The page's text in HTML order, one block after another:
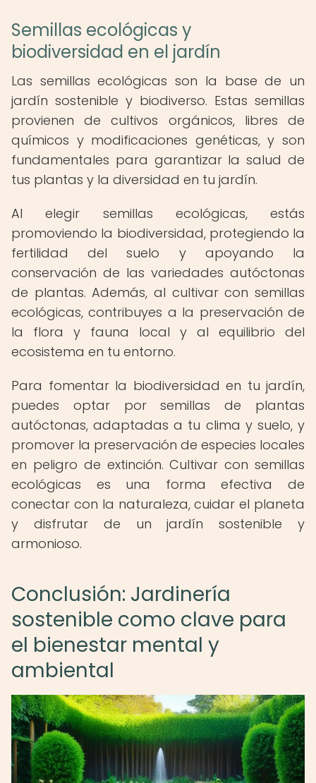
Semillas ecológicas y
biodiversidad en el jardín
Las semillas ecológicas son la base de un
jardín sostenible y biodiverso. Estas semillas
provienen de cultivos orgánicos, libres de
químicos y modificaciones genéticas, y son
fundamentales para garantizar la salud de
tus plantas y la diversidad en tu jardín.
Al elegir semillas ecológicas, estás
promoviendo la biodiversidad, protegiendo la
fertilidad del suelo y apoyando la
conservación de las variedades autóctonas
de plantas. Además, al cultivar con semillas
ecológicas, contribuyes a la preservación de
la flora y fauna local y al equilibrio del
ecosistema en tu entorno.
Para fomentar la biodiversidad en tu jardín,
puedes optar por semillas de plantas
autóctonas, adaptadas a tu clima y suelo, y
promover la preservación de especies locales
en peligro de extinción. Cultivar con semillas
ecológicas es una forma efectiva de
conectar con la naturaleza, cuidar el planeta
y disfrutar de un jardín sostenible y
armonioso.
Conclusión: Jardinería
sostenible como clave para
el bienestar mental y
ambiental